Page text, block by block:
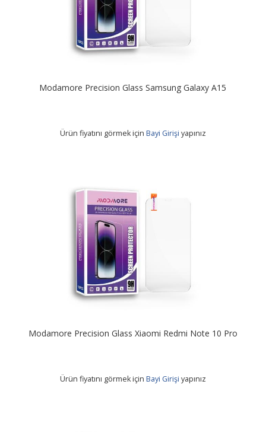
Modamore Precision Glass Samsung Galaxy A15
Ürün fiyatını görmek için Bayi Girişi yapınız
Modamore Precision Glass Xiaomi Redmi Note 10 Pro
Ürün fiyatını görmek için Bayi Girişi yapınız